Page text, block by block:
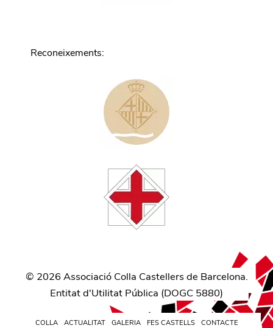
Reconeixements:
© 2026Associació Colla Castellers de Barcelona.
Entitat d'Utilitat Pública (DOGC 5880)
COLLA ACTUALITAT GALERIA FES CASTELLS CONTACTE